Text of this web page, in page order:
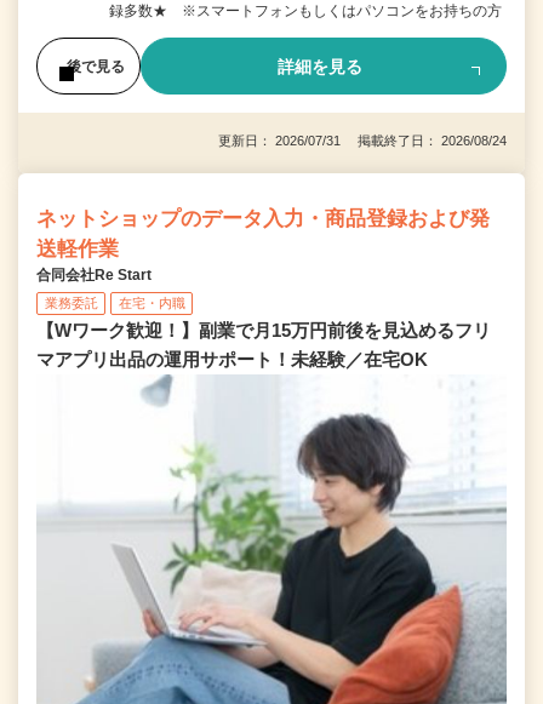
録多数★ ※スマートフォンもしくはパソコンをお持ちの方
後で見る 詳細を見る
更新日： 2026/07/31 掲載終了日： 2026/08/24
ネットショップのデータ入力・商品登録および発
送軽作業
合同会社Re Start
業務委託 在宅・内職
【Wワーク歓迎！】副業で月15万円前後を見込めるフリ
マアプリ出品の運用サポート！未経験／在宅OK